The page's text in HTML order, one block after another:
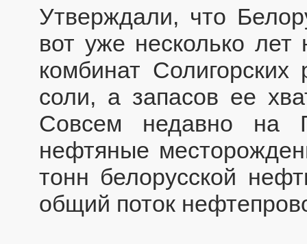
Утверждали, что
вот уже несколько
комбинат
соли, а запасов ее
Совсем недавно на
нефтяные
тонн белорусской
общий поток